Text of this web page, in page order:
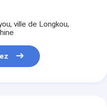
ville de Longkou,